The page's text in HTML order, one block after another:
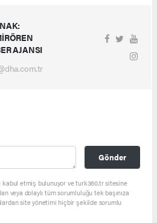
AJANSI
Gönder
kabul etmiş bulunuyor ve turk360.tr sitesine
veya dolaylı tüm sorumluluğu tek başınıza
site yönetimi hiçbir şekilde sorumlu